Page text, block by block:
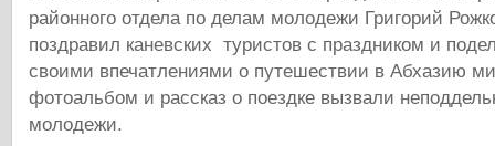
районного отдела по делам молодежи Григорий
поздравил каневских туристов с праздником и
своими впечатлениями о путешествии в Абхазию
фотоальбом и рассказ о поездке вызвали
молодежи.